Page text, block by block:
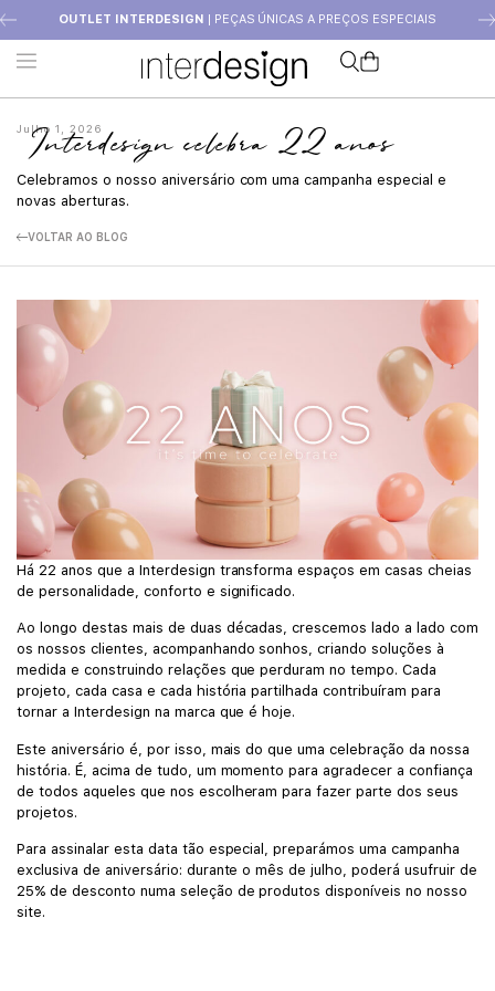
OUTLET INTERDESIGN | PEÇAS ÚNICAS A PREÇOS ESPECIAIS
Julho 1, 2026
Interdesign celebra 22 anos
Celebramos o nosso aniversário com uma campanha especial e
novas aberturas.
VOLTAR AO BLOG
Há 22 anos que a Interdesign transforma espaços em casas cheias
de personalidade, conforto e significado.
Ao longo destas mais de duas décadas, crescemos lado a lado com
os nossos clientes, acompanhando sonhos, criando soluções à
medida e construindo relações que perduram no tempo. Cada
projeto, cada casa e cada história partilhada contribuíram para
tornar a Interdesign na marca que é hoje.
Este aniversário é, por isso, mais do que uma celebração da nossa
história. É, acima de tudo, um momento para agradecer a confiança
de todos aqueles que nos escolheram para fazer parte dos seus
projetos.
Para assinalar esta data tão especial, preparámos uma campanha
exclusiva de aniversário: durante o mês de julho, poderá usufruir de
25% de desconto numa seleção de produtos disponíveis no nosso
site.